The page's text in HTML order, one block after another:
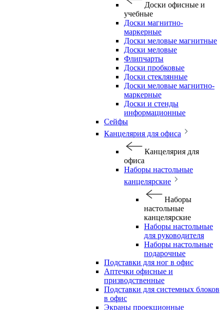
Доски офисные и
учебные
Доски магнитно-
маркерные
Доски меловые магнитные
Доски меловые
Флипчарты
Доски пробковые
Доски стеклянные
Доски меловые магнитно-
маркерные
Доски и стенды
информационные
Сейфы
Канцелярия для офиса
Канцелярия для
офиса
Наборы настольные
канцелярские
Наборы
настольные
канцелярские
Наборы настольные
для руководителя
Наборы настольные
подарочные
Подставки для ног в офис
Аптечки офисные и
призводственные
Подставки для системных блоков
в офис
Экраны проекционные